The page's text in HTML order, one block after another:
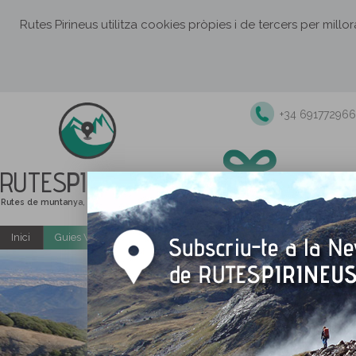
Rutes Pirineus utilitza cookies pròpies i de tercers per
RUTESPIRINEUS
Rutes de muntanya, senderisme i excursions
+34 691772966
Inici Guies Web i PDF gratuïtes Excursions i activitats